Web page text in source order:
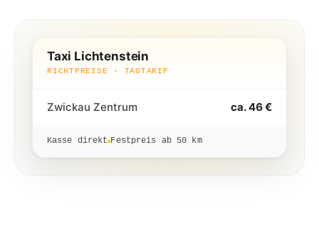
Taxi Lichtenstein
RICHTPREISE · TAGTARIF
Zwickau Zentrum ca. 46 €
Kasse direkt Festpreis ab 50 km